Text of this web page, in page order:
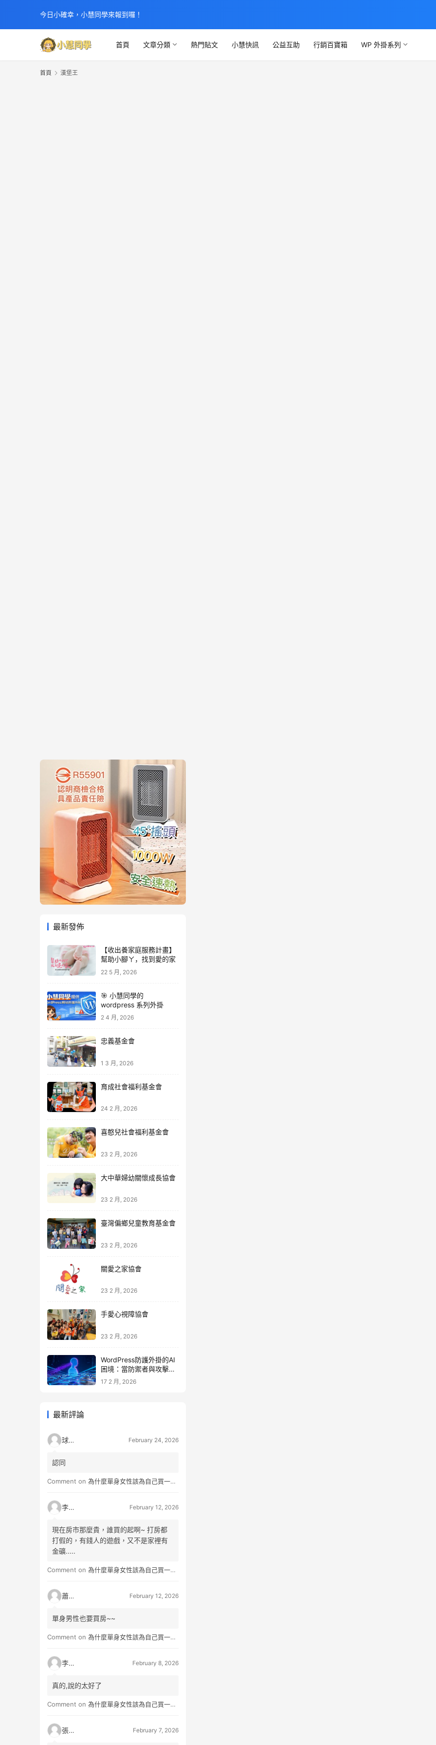
今日小確幸，小慧同學來報到囉！
首頁 文章分類 熱門貼文 小慧快訊 公益互助 行銷百寶箱 WP 外掛系列
首頁 漢堡王
最新發佈
【收出養家庭服務計畫】
幫助小腳ㄚ，找到愛的家
22 5 月, 2026
🎯 小慧同學的
wordpress 系列外掛
2 4 月, 2026
忠義基金會
1 3 月, 2026
育成社會福利基金會
24 2 月, 2026
喜憨兒社會福利基金會
23 2 月, 2026
大中華婦幼關懷成長協會
23 2 月, 2026
臺灣偏鄉兒童教育基金會
23 2 月, 2026
關愛之家協會
23 2 月, 2026
手愛心視障協會
23 2 月, 2026
WordPress防護外掛的AI
困境：當防禦者與攻擊者
同時升級
17 2 月, 2026
最新評論
球球 February 24, 2026
認同
Comment on 為什麼單身女性該為自己買一間房？不只為了棲身，更是為人生買一份「選擇權」
李小松 February 12, 2026
現在房市那麼貴，誰買的起啊~ 打房都
打假的，有錢人的遊戲，又不是家裡有
金礦.....
Comment on 為什麼單身女性該為自己買一間房？不只為了棲身，更是為人生買一份「選擇權」
蕭雨 February 12, 2026
單身男性也要買房~~
Comment on 為什麼單身女性該為自己買一間房？不只為了棲身，更是為人生買一份「選擇權」
李小真 February 8, 2026
真的,說的太好了
Comment on 為什麼單身女性該為自己買一間房？不只為了棲身，更是為人生買一份「選擇權」
張小玉 February 7, 2026